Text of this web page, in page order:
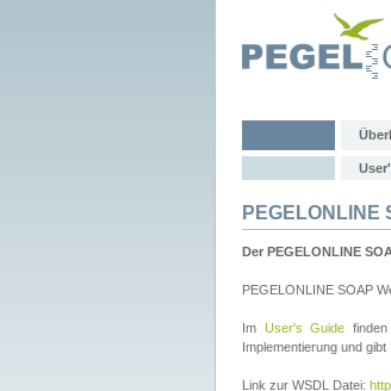
PEGELONLINE
Der PEGELONLINE
PEGELONLINE SOAP
Im User's Guide
Implementierung und
Link zur WSDL Datei: